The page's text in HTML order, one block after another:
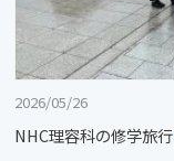
2026/05/26
NHC理容科の修学旅行